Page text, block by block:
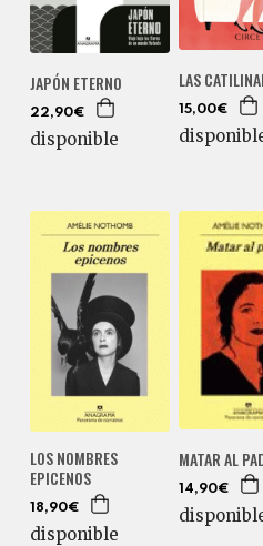
JAPÓN ETERNO
22,90€
disponible
LAS
15,00€
LOS NOMBRES
EPICENOS
18,90€
disponible
MATAR AL
14,90€